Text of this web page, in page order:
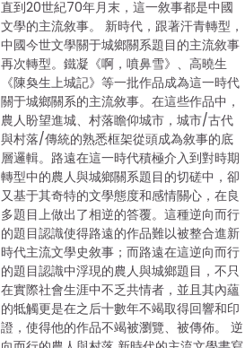
直到20世紀70年月末，這一敘事都是中國
文學的主流敘事。 新時代，跟著汗青轉型，
中國今世文學關于城鄉關系題目的主流敘事
再次轉型。鐵凝《啊，噴鼻雪》、高曉生
《陳奐生上城記》等一批作品成為這一時代
關于城鄉關系的主流敘事。在這些作品中，
農人盼望進城、村落瞻仰城市，城市/古代
與村落/傳統的熟悉框架從頭成為敘事的底
層邏輯。路遠在這一時代積極介入到對時期
轉型中的農人與城鄉關系題目的切磋中，卻
又基于其奇特的文學態度和感情關心，在良
多題目上做出了相逆的答覆。這種逆向而行
的題目認識使得路遠的作品難以被整合進新
時代主流文學史敘事；而路遠在這逆向而行
的題目認識中浮現的農人與城鄉題目，不只
在實際社會生涯中不乏共情者，並且其內蘊
的牴觸更是在之后十數年不竭取得回響和印
證，使得他的作品不竭被瀏覽、被傳佈。 逆